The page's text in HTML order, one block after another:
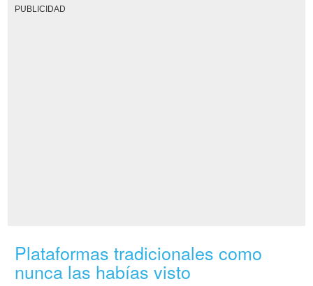
PUBLICIDAD
Plataformas tradicionales como
nunca las habías visto